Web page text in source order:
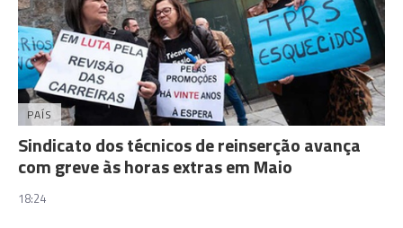
PAÍS
Sindicato dos técnicos de reinserção avança
com greve às horas extras em Maio
18:24